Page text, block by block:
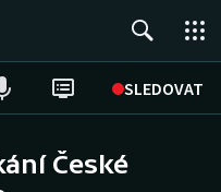
SLEDOVAT
České